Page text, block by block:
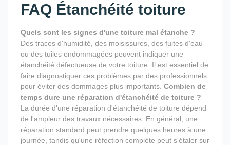
FAQ Étanchéité toiture
Quels sont les signes d'une toiture mal étanche ?
Des traces d'humidité, des moisissures, des fuites d'eau
ou des tuiles endommagées peuvent indiquer une
étanchéité défectueuse de votre toiture. Il est essentiel de
faire diagnostiquer ces problèmes par des professionnels
pour éviter des dommages plus importants. Combien de
temps dure une réparation d'étanchéité de toiture ?
La durée d'une réparation d'étanchéité de toiture dépend
de l'ampleur des travaux nécessaires. En général, une
réparation standard peut prendre quelques heures à une
journée, tandis qu'une réfection complète peut s'étaler sur